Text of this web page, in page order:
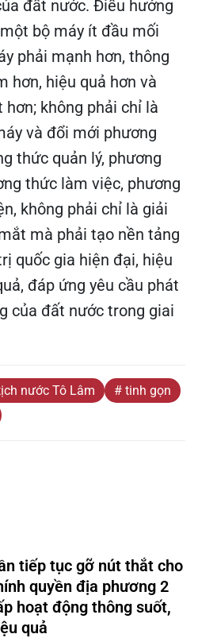
đất nước. Điều hướng
bộ máy ít đầu mối
phải mạnh hơn, thông
hơn, hiệu quả hơn và
không phải chỉ là
và đổi mới phương
thức quản lý, phương
thức làm việc, phương
không phải chỉ là giải
mà phải tạo nền tảng
quốc gia hiện đại, hiệu
đáp ứng yêu cầu phát
của đất nước trong giai
nước Tô Lâm
# tinh gọn
tiếp tục gỡ nút thắt cho
quyền địa phương 2
hoạt động thông suốt,
quả